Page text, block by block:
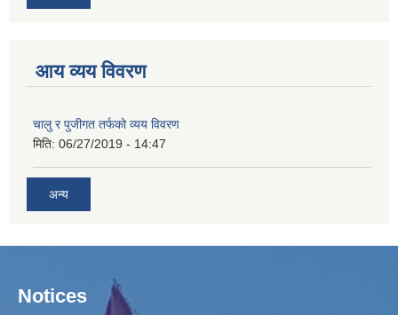
आय व्यय विवरण
चालु र पुजीगत तर्फको व्यय विवरण
मिति: 06/27/2019 - 14:47
अन्य
Notices